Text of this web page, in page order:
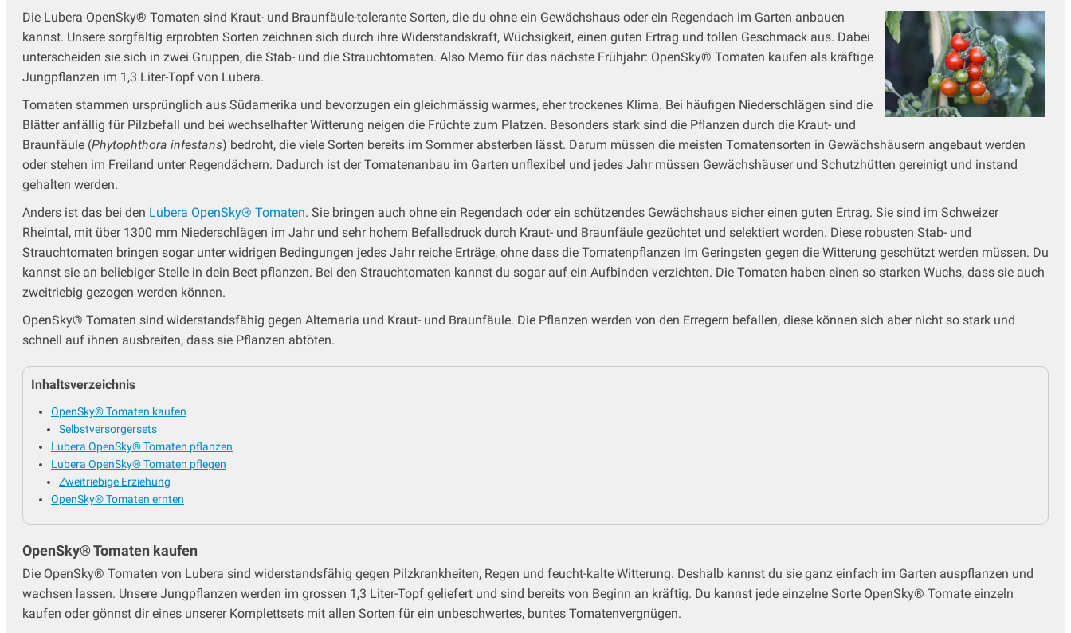
Die Lubera OpenSky® Tomaten sind Kraut- und Braunfäule-tolerante Sorten, die du ohne ein Gewächshaus oder ein Regendach im Garten anbauen
kannst. Unsere sorgfältig erprobten Sorten zeichnen sich durch ihre Widerstandskraft, Wüchsigkeit, einen guten Ertrag und tollen Geschmack aus. Dabei
unterscheiden sie sich in zwei Gruppen, die Stab- und die Strauchtomaten. Also Memo für das nächste Frühjahr: OpenSky® Tomaten kaufen als kräftige
Jungpflanzen im 1,3 Liter-Topf von Lubera.
Tomaten stammen ursprünglich aus Südamerika und bevorzugen ein gleichmässig warmes, eher trockenes Klima. Bei häufigen Niederschlägen sind die
Blätter anfällig für Pilzbefall und bei wechselhafter Witterung neigen die Früchte zum Platzen. Besonders stark sind die Pflanzen durch die Kraut- und
Braunfäule (Phytophthora infestans) bedroht, die viele Sorten bereits im Sommer absterben lässt. Darum müssen die meisten Tomatensorten in Gewächshäusern angebaut werden
oder stehen im Freiland unter Regendächern. Dadurch ist der Tomatenanbau im Garten unflexibel und jedes Jahr müssen Gewächshäuser und Schutzhütten gereinigt und instand
gehalten werden.
Anders ist das bei den Lubera OpenSky® Tomaten. Sie bringen auch ohne ein Regendach oder ein schützendes Gewächshaus sicher einen guten Ertrag. Sie sind im Schweizer
Rheintal, mit über 1300 mm Niederschlägen im Jahr und sehr hohem Befallsdruck durch Kraut- und Braunfäule gezüchtet und selektiert worden. Diese robusten Stab- und
Strauchtomaten bringen sogar unter widrigen Bedingungen jedes Jahr reiche Erträge, ohne dass die Tomatenpflanzen im Geringsten gegen die Witterung geschützt werden müssen. Du
kannst sie an beliebiger Stelle in dein Beet pflanzen. Bei den Strauchtomaten kannst du sogar auf ein Aufbinden verzichten. Die Tomaten haben einen so starken Wuchs, dass sie auch
zweitriebig gezogen werden können.
OpenSky® Tomaten sind widerstandsfähig gegen Alternaria und Kraut- und Braunfäule. Die Pflanzen werden von den Erregern befallen, diese können sich aber nicht so stark und
schnell auf ihnen ausbreiten, dass sie Pflanzen abtöten.
Inhaltsverzeichnis
OpenSky® Tomaten kaufen
Selbstversorgersets
Lubera OpenSky® Tomaten pflanzen
Lubera OpenSky® Tomaten pflegen
Zweitriebige Erziehung
OpenSky® Tomaten ernten
OpenSky® Tomaten kaufen
Die OpenSky® Tomaten von Lubera sind widerstandsfähig gegen Pilzkrankheiten, Regen und feucht-kalte Witterung. Deshalb kannst du sie ganz einfach im Garten auspflanzen und
wachsen lassen. Unsere Jungpflanzen werden im grossen 1,3 Liter-Topf geliefert und sind bereits von Beginn an kräftig. Du kannst jede einzelne Sorte OpenSky® Tomate einzeln
kaufen oder gönnst dir eines unserer Komplettsets mit allen Sorten für ein unbeschwertes, buntes Tomatenvergnügen.